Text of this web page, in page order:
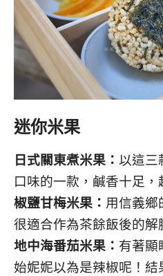
迷你米果
日式關東煮米果： 以這三
口味的一款，鹹香十足，
椒鹽甘梅米果： 用信義鄉
很適合作為茶餘飯後的解
地中海番茄米果： 有著顯
始妮妮以為是辣椒呢！